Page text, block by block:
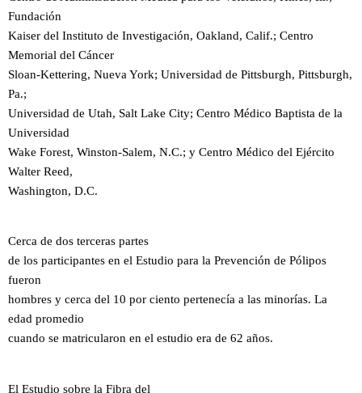
Fundación
Kaiser del Instituto de Investigación, Oakland, Calif.; Centro
Memorial del Cáncer
Sloan-Kettering, Nueva York; Universidad de Pittsburgh, Pittsburgh,
Pa.;
Universidad de Utah, Salt Lake City; Centro Médico Baptista de la
Universidad
Wake Forest, Winston-Salem, N.C.; y Centro Médico del Ejército
Walter Reed,
Washington, D.C.
Cerca de dos terceras partes
de los participantes en el Estudio para la Prevención de Pólipos
fueron
hombres y cerca del 10 por ciento pertenecía a las minorías. La
edad promedio
cuando se matricularon en el estudio era de 62 años.
El Estudio sobre la Fibra del